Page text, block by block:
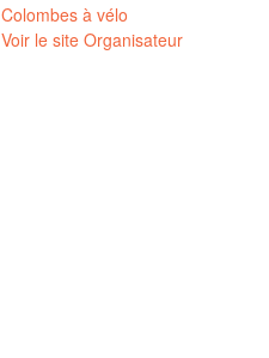
Colombes à vélo
Voir le site Organisateur